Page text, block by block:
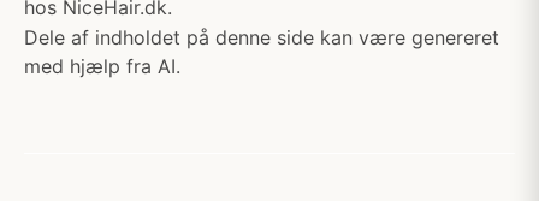
hos NiceHair.dk.
Dele af indholdet på denne side kan være genereret
med hjælp fra AI.